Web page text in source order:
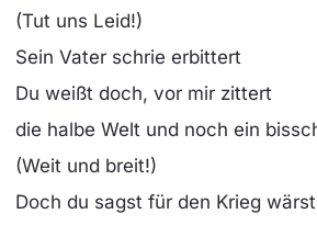
(Tut uns Leid!)
Sein Vater schrie erbittert
Du weißt doch, vor mir zittert
die halbe Welt und noch ein
(Weit und breit!)
Doch du sagst für den Krieg